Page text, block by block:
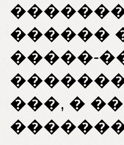
������
�����-
���, �